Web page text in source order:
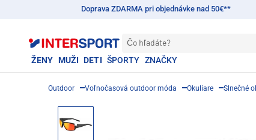
Doprava ZDARMA pri objednávke nad 50€**
Čo hľadáte?
ŽENY MUŽI DETI ŠPORTY ZNAČKY
Outdoor Voľnočasová outdoor móda Okuliare Slnečné